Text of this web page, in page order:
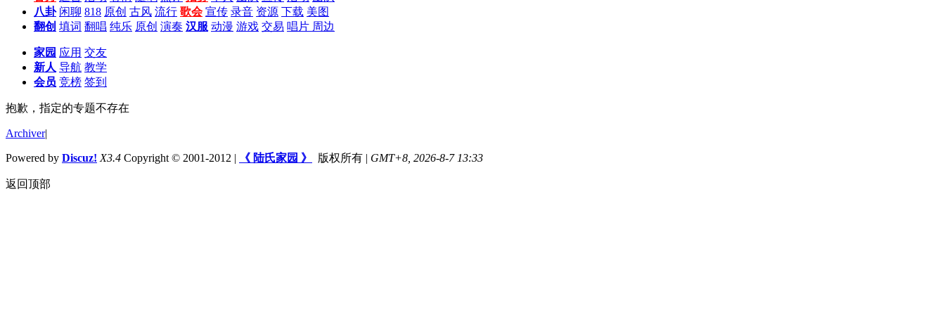
八卦 闲聊 818 原创 古风 流行 歌会 宣传 录音 资源 下载 美图
翻创 填词 翻唱 纯乐 原创 演奏 汉服 动漫 游戏 交易 唱片 周边
家园 应用 交友
新人 导航 教学
会员 竞榜 签到
抱歉，指定的专题不存在
Archiver|
Powered by Discuz! X3.4 Copyright © 2001-2012 | 《 陆氏家园 》 版权所有 | GMT+8, 2026-8-7 13:33
返回顶部